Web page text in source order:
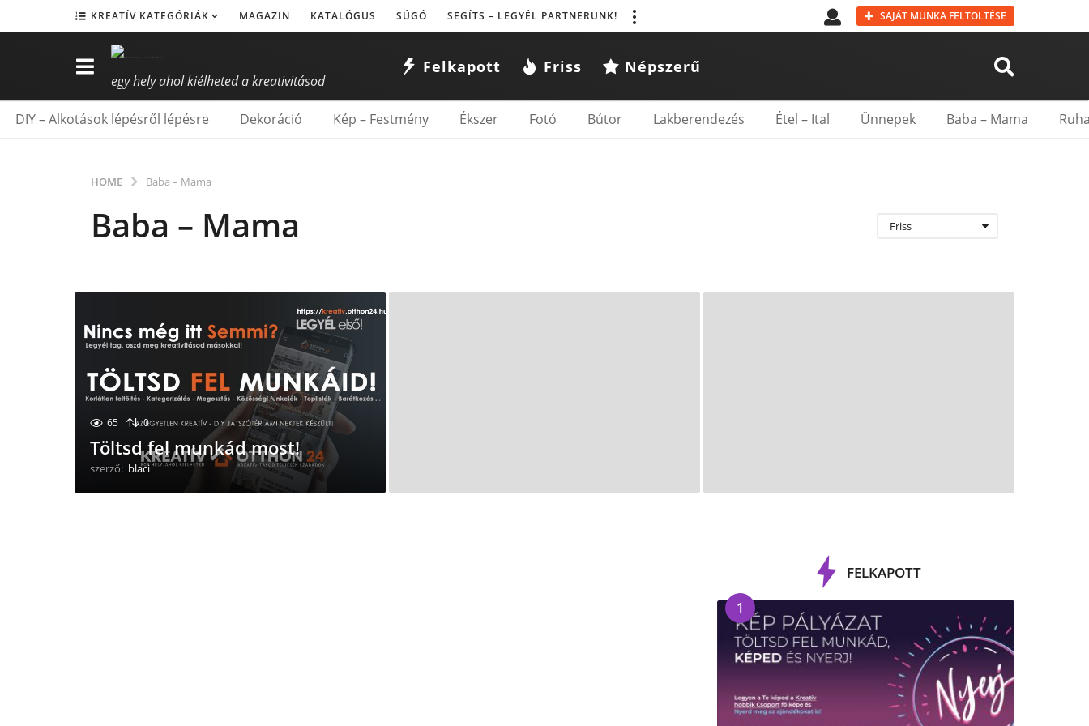
KREATÍV KATEGÓRIÁK MAGAZIN KATALÓGUS SÚGÓ SEGÍTS – LEGYÉL PARTNERÜNK! SAJÁT MUNKA FELTÖLTÉSE
egy hely ahol kiélheted a kreativitásod
Felkapott Friss Népszerű
DIY – Alkotások lépésről lépésre Dekoráció Kép – Festmény Ékszer Fotó Bútor Lakberendezés Étel – Ital Ünnepek Baba – Mama
HOME Baba – Mama
Baba – Mama Friss
65 0
Töltsd fel munkád most!
szerző: blaci
FELKAPOTT
1